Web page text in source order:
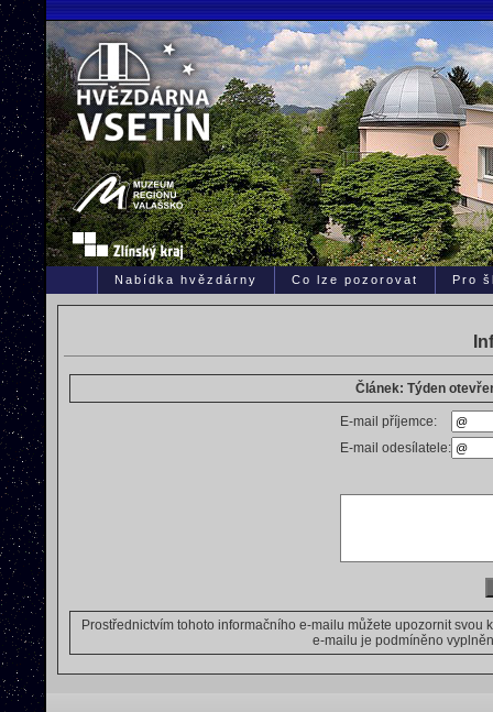
Nabídka hvězdárny Co lze pozorovat Pro
Článek: Týden
E-mail příjemce:
E-mail odesílatele:
Prostřednictvím tohoto informačního e-mailu můžete upozornit
e-mailu je podmíněno